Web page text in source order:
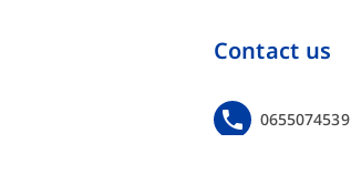
ง กรุงเทพมหานคร
Contact us
0655074539